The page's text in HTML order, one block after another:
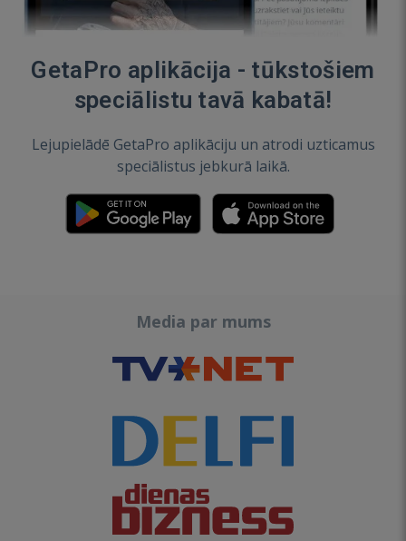
GetaPro aplikācija - tūkstošiem
speciālistu tavā kabatā!
Lejupielādē GetaPro aplikāciju un atrodi uzticamus
speciālistus jebkurā laikā.
Media par mums